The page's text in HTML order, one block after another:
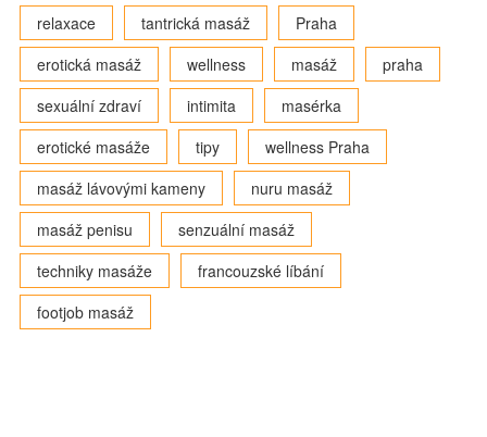
relaxace tantrická masáž
Praha
erotická masáž
wellness masáž
praha
sexuální zdraví
intimita
masérka
erotické masáže
tipy
wellness Praha
masáž lávovými kameny
nuru masáž
masáž penisu
senzuální masáž
techniky masáže
francouzské líbání
footjob masáž